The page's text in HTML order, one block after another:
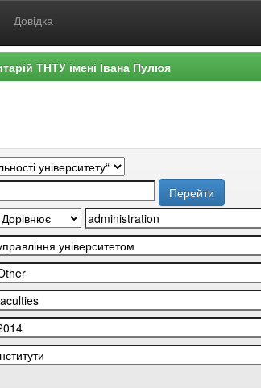
Довідка
ТНТУ імені Івана Пулюя